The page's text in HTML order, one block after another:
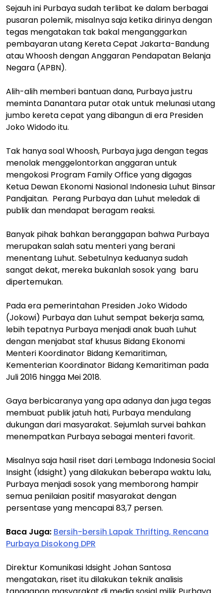
Sejauh ini Purbaya sudah terlibat ke dalam berbagai
pusaran polemik, misalnya saja ketika dirinya dengan
tegas mengatakan tak bakal menganggarkan
pembayaran utang Kereta Cepat Jakarta-Bandung
atau Whoosh dengan Anggaran Pendapatan Belanja
Negara (APBN).
Alih-alih memberi bantuan dana, Purbaya justru
meminta Danantara putar otak untuk melunasi utang
jumbo kereta cepat yang dibangun di era Presiden
Joko Widodo itu.
Tak hanya soal Whoosh, Purbaya juga dengan tegas
menolak menggelontorkan anggaran untuk
mengokosi Program Family Office yang digagas
Ketua Dewan Ekonomi Nasional Indonesia Luhut Binsar
Pandjaitan. Perang Purbaya dan Luhut meledak di
publik dan mendapat beragam reaksi.
Banyak pihak bahkan beranggapan bahwa Purbaya
merupakan salah satu menteri yang berani
menentang Luhut. Sebetulnya keduanya sudah
sangat dekat, mereka bukanlah sosok yang baru
dipertemukan.
Pada era pemerintahan Presiden Joko Widodo
(Jokowi) Purbaya dan Luhut sempat bekerja sama,
lebih tepatnya Purbaya menjadi anak buah Luhut
dengan menjabat staf khusus Bidang Ekonomi
Menteri Koordinator Bidang Kemaritiman,
Kementerian Koordinator Bidang Kemaritiman pada
Juli 2016 hingga Mei 2018.
Gaya berbicaranya yang apa adanya dan juga tegas
membuat publik jatuh hati, Purbaya mendulang
dukungan dari masyarakat. Sejumlah survei bahkan
menempatkan Purbaya sebagai menteri favorit.
Misalnya saja hasil riset dari Lembaga Indonesia Social
Insight (Idsight) yang dilakukan beberapa waktu lalu,
Purbaya menjadi sosok yang memborong hampir
semua penilaian positif masyarakat dengan
persentase yang mencapai 83,7 persen.
Baca Juga: Bersih-bersih Lapak Thrifting, Rencana
Purbaya Disokong DPR
Direktur Komunikasi Idsight Johan Santosa
mengatakan, riset itu dilakukan teknik analisis